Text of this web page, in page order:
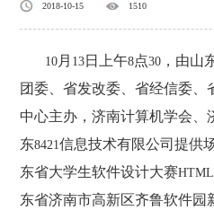
2018-10-15 1510
10 月 13 日上午8点30 ，由山
团委、省发改委、省经信委、
中心主办，济南计算机学会、
东8421信息技术有限公司提供
东省大学生软件设计大赛
东省济南市高新区齐鲁软件园